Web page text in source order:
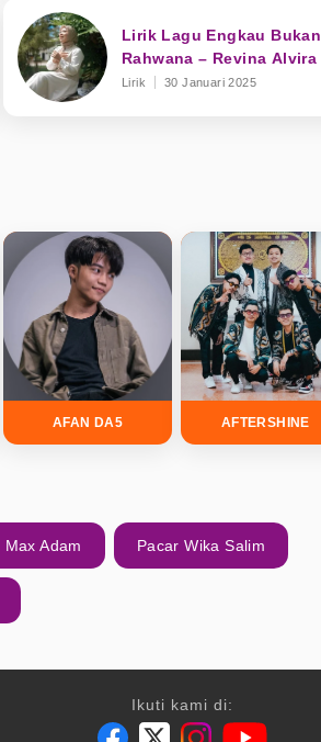
Lirik Lagu Engkau Bukan
Rahwana – Revina Alvira
Lirik 30 Januari 2025
AFAN DA5 AFTERSHINE
Max Adam Pacar Wika Salim
Ikuti kami di: